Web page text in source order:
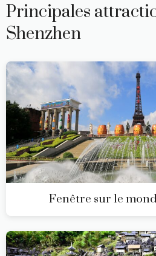
Principales
Shenzhen
Fenêtre sur le